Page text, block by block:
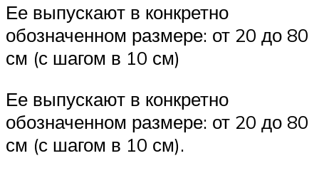
Ее выпускают в конкретно
обозначенном размере: от 20 до 80
см (с шагом в 10 см)
Ее выпускают в конкретно
обозначенном размере: от 20 до 80
см (с шагом в 10 см).